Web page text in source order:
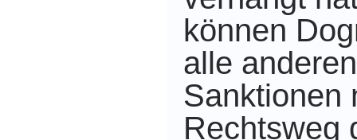
können
alle
Sanktionen
Rechtsweg